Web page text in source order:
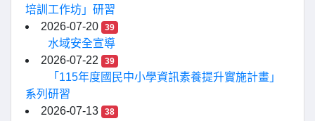
培訓工作坊」研習
2026-07-20
39
水域安全宣導
2026-07-22
39
「115年度國民中小學資訊素養提升實施計畫」
系列研習
2026-07-13
38